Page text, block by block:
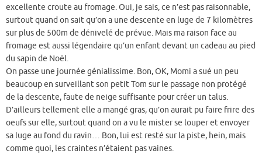
excellente croute au fromage. Oui, je sais, ce n’est pas raisonnable,
surtout quand on sait qu’on a une descente en luge de 7 kilomètres
sur plus de 500m de dénivelé de prévue. Mais ma raison face au
fromage est aussi légendaire qu’un enfant devant un cadeau au pied
du sapin de Noël.
On passe une journée génialissime. Bon, OK, Momi a sué un peu
beaucoup en surveillant son petit Tom sur le passage non protégé
de la descente, faute de neige suffisante pour créer un talus.
D’ailleurs tellement elle a mangé gras, qu’on aurait pu faire frire des
oeufs sur elle, surtout quand on a vu le mister se louper et envoyer
sa luge au fond du ravin… Bon, lui est resté sur la piste, hein, mais
comme quoi, les craintes n’étaient pas vaines.